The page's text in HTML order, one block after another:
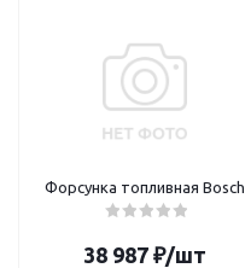
Форсунка топливная Bosch
38 987 ₽/шт